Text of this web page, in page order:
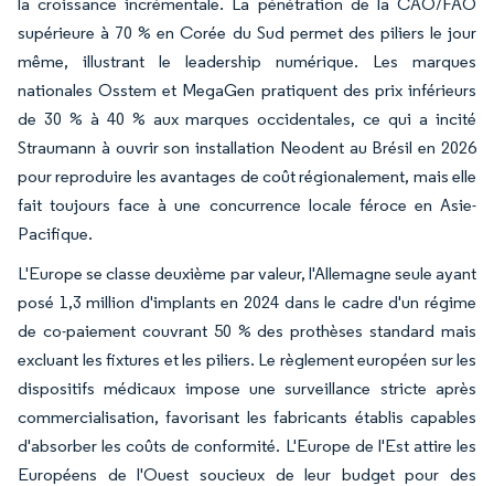
supérieure à 70 % en Corée du Sud permet des piliers le jour
même, illustrant le leadership numérique. Les marques
nationales Osstem et MegaGen pratiquent des prix inférieurs
de 30 % à 40 % aux marques occidentales, ce qui a incité
Straumann à ouvrir son installation Neodent au Brésil en 2026
pour reproduire les avantages de coût régionalement, mais elle
fait toujours face à une concurrence locale féroce en Asie-
Pacifique.
L'Europe se classe deuxième par valeur, l'Allemagne seule ayant
posé 1,3 million d'implants en 2024 dans le cadre d'un régime
de co-paiement couvrant 50 % des prothèses standard mais
excluant les fixtures et les piliers. Le règlement européen sur les
dispositifs médicaux impose une surveillance stricte après
commercialisation, favorisant les fabricants établis capables
d'absorber les coûts de conformité. L'Europe de l'Est attire les
Européens de l'Ouest soucieux de leur budget pour des